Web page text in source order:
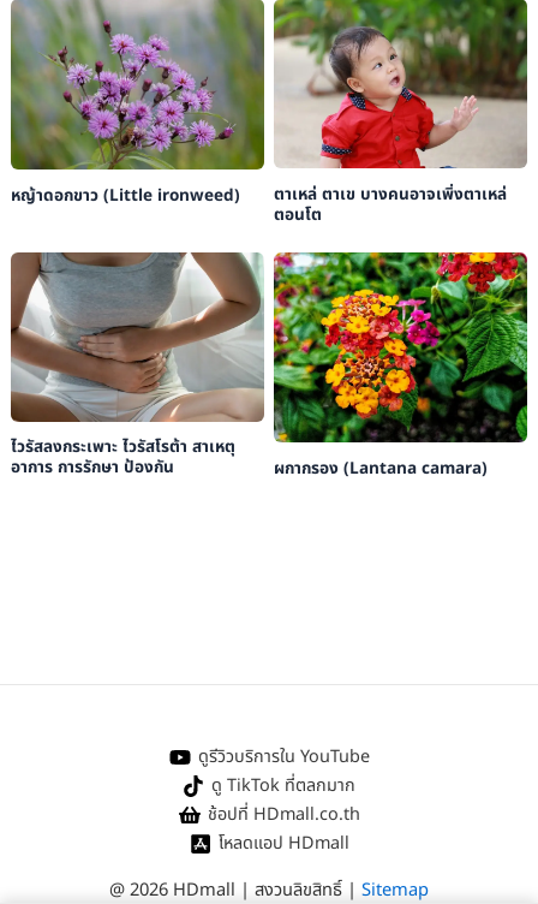
หญ้าดอกขาว (Little ironweed)
ตาเหล่ ตาเข บางคนอาจเพิ่งตาเหล่
ตอนโต
ไวรัสลงกระเพาะ ไวรัสโรต้า สาเหตุ
อาการ การรักษา ป้องกัน
ผกากรอง (Lantana camara)
ดูรีวิวบริการใน YouTube
ดู TikTok ที่ตลกมาก
ช้อปที่ HDmall.co.th
โหลดแอป HDmall
@ 2026 HDmall | สงวนลิขสิทธิ์ | Sitemap